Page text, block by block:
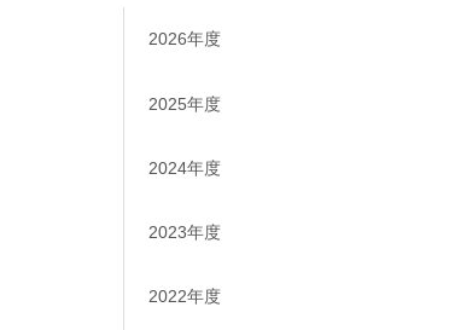
2026年度
2025年度
2024年度
2023年度
2022年度